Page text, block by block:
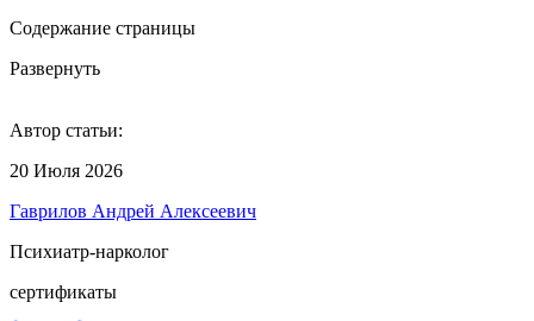
Содержание страницы
Развернуть
Автор статьи:
20 Июля 2026
Гаврилов Андрей Алексеевич
Психиатр-нарколог
сертификаты